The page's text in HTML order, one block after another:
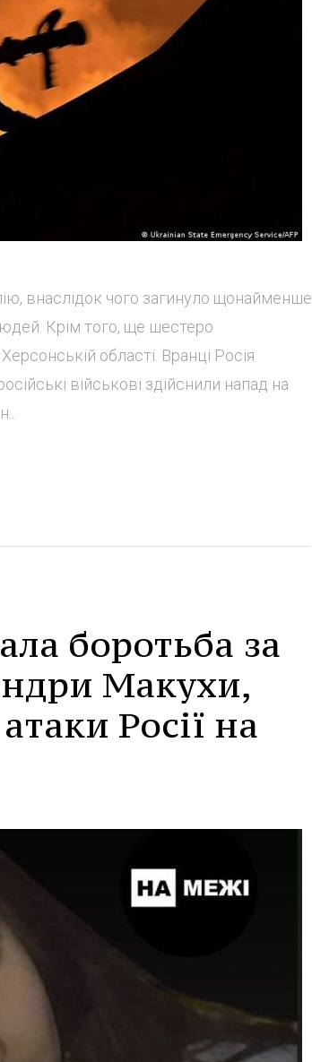
внаслідок чого загинуло щонайменше
Крім того, ще шестеро
області. Вранці Росія
військові здійснили напад на
боротьба за
Макухи,
Росії на